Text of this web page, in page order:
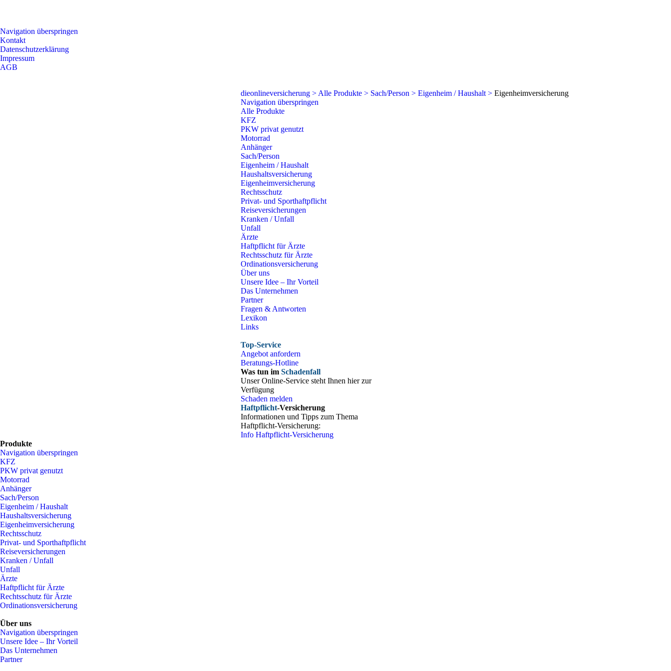
Navigation überspringen
Kontakt
Datenschutzerklärung
Impressum
AGB
dieonlineversicherung > Alle Produkte > Sach/Person > Eigenheim / Haushalt > Eigenheimversicherung
Navigation überspringen
Alle Produkte
KFZ
PKW privat genutzt
Motorrad
Anhänger
Sach/Person
Eigenheim / Haushalt
Haushaltsversicherung
Eigenheimversicherung
Rechtsschutz
Privat- und Sporthaftpflicht
Reiseversicherungen
Kranken / Unfall
Unfall
Ärzte
Haftpflicht für Ärzte
Rechtsschutz für Ärzte
Ordinationsversicherung
Über uns
Unsere Idee – Ihr Vorteil
Das Unternehmen
Partner
Fragen & Antworten
Lexikon
Links
Top-Service
Angebot anfordern
Beratungs-Hotline
Was tun im Schadenfall
Unser Online-Service steht Ihnen hier zur
Verfügung
Schaden melden
Haftpflicht-Versicherung
Informationen und Tipps zum Thema
Haftpflicht-Versicherung:
Info Haftpflicht-Versicherung
Produkte
Navigation überspringen
KFZ
PKW privat genutzt
Motorrad
Anhänger
Sach/Person
Eigenheim / Haushalt
Haushaltsversicherung
Eigenheimversicherung
Rechtsschutz
Privat- und Sporthaftpflicht
Reiseversicherungen
Kranken / Unfall
Unfall
Ärzte
Haftpflicht für Ärzte
Rechtsschutz für Ärzte
Ordinationsversicherung
Über uns
Navigation überspringen
Unsere Idee – Ihr Vorteil
Das Unternehmen
Partner